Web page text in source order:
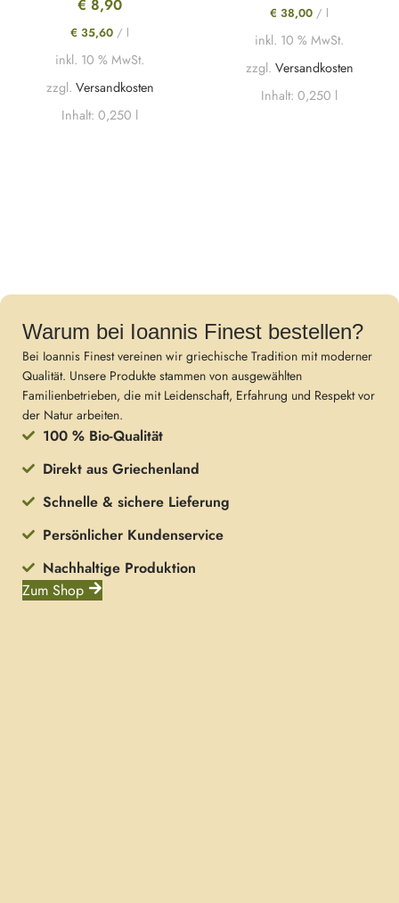
€ 8,90
€ 35,60 / l
inkl. 10 % MwSt.
zzgl. Versandkosten
Inhalt: 0,250 l
€ 38,00 / l
inkl. 10 % MwSt.
zzgl. Versandkosten
Inhalt: 0,250 l
Warum bei Ioannis Finest bestellen?
Bei Ioannis Finest vereinen wir griechische Tradition mit moderner
Qualität. Unsere Produkte stammen von ausgewählten
Familienbetrieben, die mit Leidenschaft, Erfahrung und Respekt vor
der Natur arbeiten.
100 % Bio-Qualität
Direkt aus Griechenland
Schnelle & sichere Lieferung
Persönlicher Kundenservice
Nachhaltige Produktion
Zum Shop